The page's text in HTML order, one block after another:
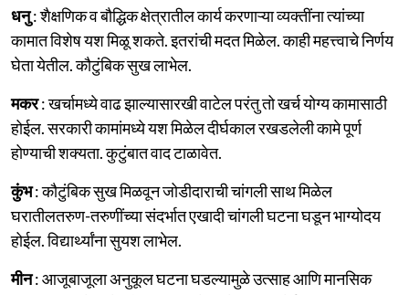
धनु: शैक्षणिक व बौद्धिक क्षेत्रातील कार्य करणाऱ्या व्यक्तींना त्यांच्या
कामात विशेष यश मिळू शकते. इतरांची मदत मिळेल. काही महत्त्वाचे निर्णय
घेता येतील. कौटुंबिक सुख लाभेल.
मकर: खर्चामध्ये वाढ झाल्यासारखी वाटेल परंतु तो खर्च योग्य कामासाठी
होईल. सरकारी कामांमध्ये यश मिळेल दीर्घकाल रखडलेली कामे पूर्ण
होण्याची शक्यता. कुटुंबात वाद टाळावेत.
कुंभ: कौटुंबिक सुख मिळवून जोडीदाराची चांगली साथ मिळेल
घरातीलतरुण-तरुणींच्या संदर्भात एखादी चांगली घटना घडून भाग्योदय
होईल. विद्यार्थ्यांना सुयश लाभेल.
मीन: आजूबाजूला अनुकूल घटना घडल्यामुळे उत्साह आणि मानसिक